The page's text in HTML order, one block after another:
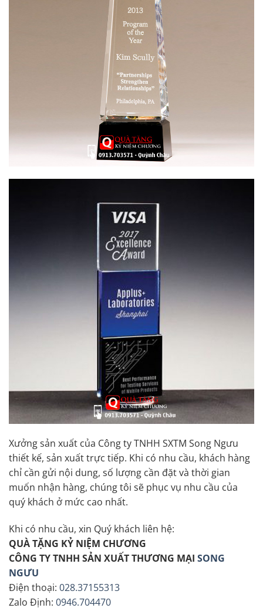
Xưởng sản xuất của Công ty TNHH SXTM Song Ngưu
thiết kế, sản xuất trực tiếp. Khi có nhu cầu, khách hàng
chỉ cần gửi nội dung, số lượng cần đặt và thời gian
muốn nhận hàng, chúng tôi sẽ phục vụ nhu cầu của
quý khách ở mức cao nhất.
Khi có nhu cầu, xin Quý khách liên hệ:
QUÀ TẶNG KỶ NIỆM CHƯƠNG
CÔNG TY TNHH SẢN XUẤT THƯƠNG MẠI SONG
NGƯU
Điện thoại: 028.37155313
Zalo Định: 0946.704470